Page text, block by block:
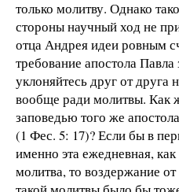
только молитву. Однако
стороны научный ход не
отца Андрея идеи ровным
требование апостола
уклоняйтесь друг от друга
вообще ради молитвы. Как
заповедью того же
(1 Фес. 5: 17)? Если бы в
именно эта ежедневная,
молитва, то воздержание